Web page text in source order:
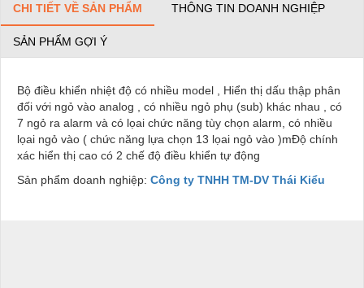
CHI TIẾT VỀ SẢN PHẨM THÔNG TIN DOANH NGHIỆP
SẢN PHẨM GỢI Ý
Bộ điều khiển nhiệt độ có nhiều model , Hiển thị dấu thập phân
đối với ngỏ vào analog , có nhiều ngỏ phụ (sub) khác nhau , có
7 ngỏ ra alarm và có lọai chức năng tùy chọn alarm, có nhiều
lọai ngỏ vào ( chức năng lựa chọn 13 lọai ngỏ vào )mĐộ chính
xác hiển thị cao có 2 chế độ điều khiển tự động
Sản phẩm doanh nghiệp: Công ty TNHH TM-DV Thái Kiểu